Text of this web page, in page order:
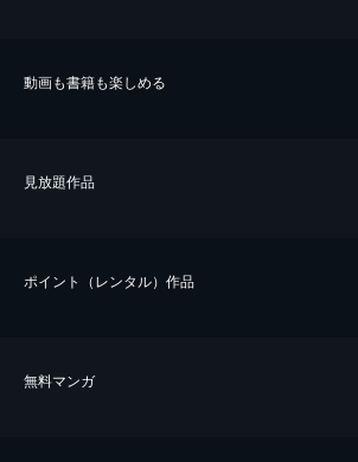
動画も書籍も楽しめる
⾒放題作品
ポイント（レンタル）作品
無料マンガ